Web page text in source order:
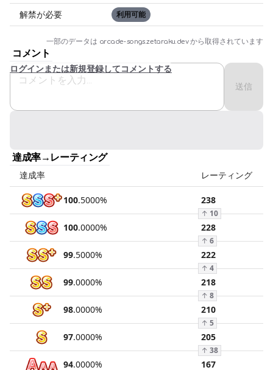
解禁が必要 利用可能
一部のデータは arcade-songs.zetaraku.devから取得されています
コメント
送信
ログインまたは新規登録してコメントする
達成率→レーティング
達成率 レーティング
100.5000% 238
↑ 10
100.0000% 228
↑ 6
99.5000% 222
↑ 4
99.0000% 218
↑ 8
98.0000% 210
↑ 5
97.0000% 205
↑ 38
94.0000% 167